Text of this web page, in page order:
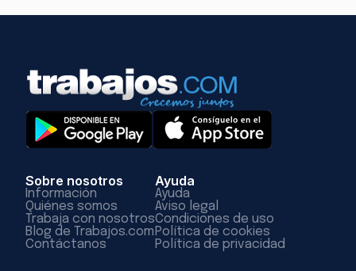
Sobre nosotros
Información
Quiénes somos
Trabaja con nosotros
Blog de Trabajos.com
Contáctanos
Ayuda
Ayuda
Aviso legal
Condiciones de uso
Política de cookies
Política de privacidad